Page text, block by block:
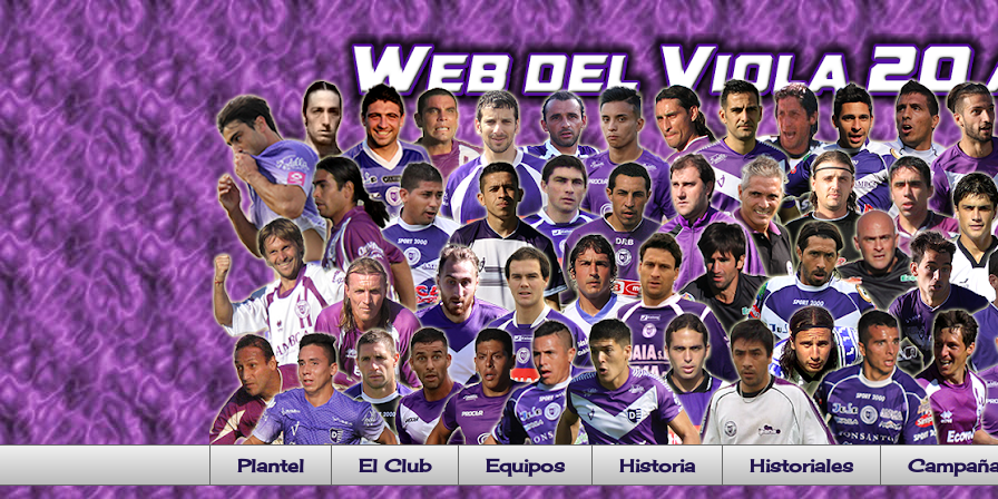
Plantel El Club Equipos Historia Historiales